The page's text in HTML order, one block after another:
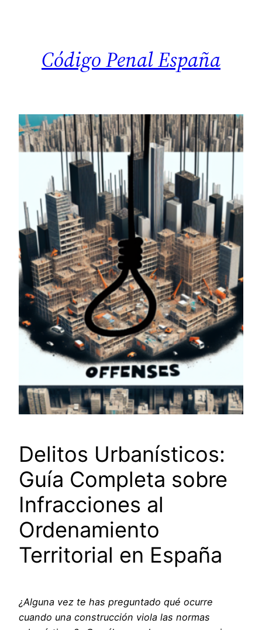
Código Penal España
Delitos Urbanísticos:
Guía Completa sobre
Infracciones al
Ordenamiento
Territorial en España
¿Alguna vez te has preguntado qué ocurre
cuando una construcción viola las normas